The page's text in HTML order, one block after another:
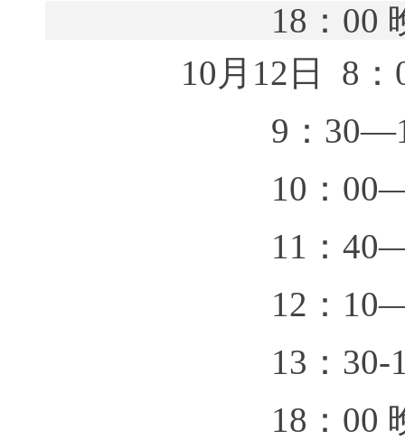
18 ： 00
10 月12 日 8 ：
9 ：
10 ：
11 ：
12 ：
13 ： 30-
18 ： 00